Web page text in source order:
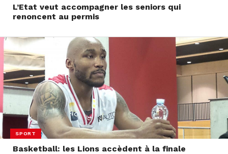
L’Etat veut accompagner les seniors qui
renoncent au permis
SPORT
Basketball: les Lions accèdent à la finale